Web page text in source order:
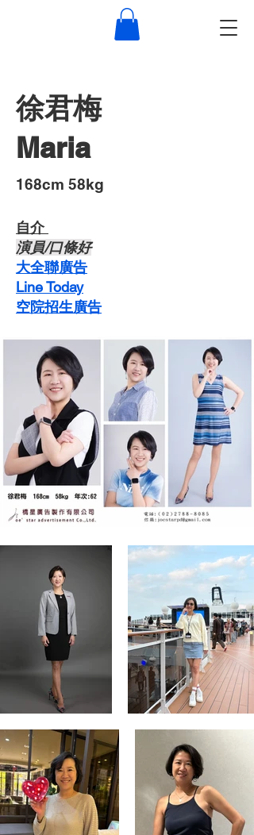
徐君梅
Maria
​168cm 58kg
自介 ​
​演員/口條好
​大全聯廣告
Line Today
空院招生廣告